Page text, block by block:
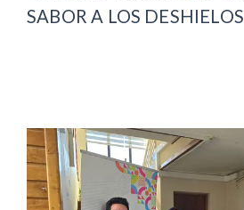
SABOR A LOS DESHIELOS